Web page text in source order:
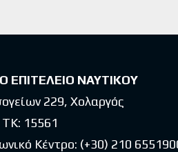
ΕΠΙΤΕΛΕΙΟ ΝΑΥΤΙΚΟΥ
229, Χολαργός
15561
Κέντρο: (+30) 210